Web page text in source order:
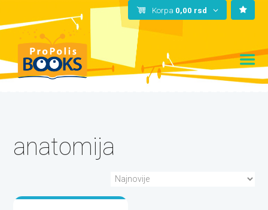
Korpa 0,00 rsd
anatomija